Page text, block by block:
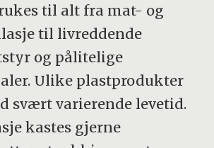
til alt fra mat- og
til livreddende
og pålitelige
Ulike plastprodukter
svært varierende levetid.
kastes gjerne